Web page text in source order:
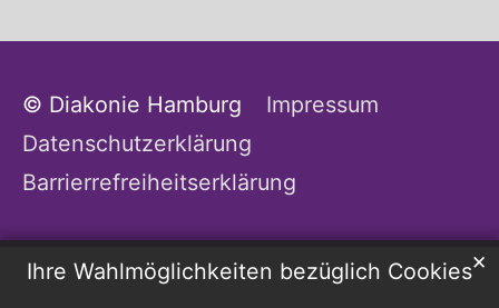
Ihre Wahlmöglichkeiten bezüglich Cookies✕
© Diakonie Hamburg
Impressum
Datenschutzerklärung
Barrierrefreiheitserklärung